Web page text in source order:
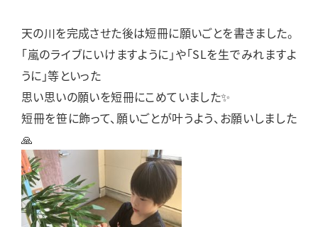
天の川を完成させた後は短冊に願いごとを書きました。
「嵐のライブにいけますように」や「SLを生でみれますよ
うに」等といった
思い思いの願いを短冊にこめていました✨
短冊を笹に飾って、願いごとが叶うよう、お願いしました
🙏